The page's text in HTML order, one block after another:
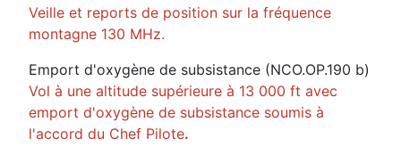
Veille et reports de position sur la fréquence
montagne 130 MHz.
Emport d'oxygène de subsistance (NCO.OP.190 b)
Vol à une altitude supérieure à 13 000 ft avec
emport d'oxygène de subsistance soumis à
l'accord du Chef Pilote.